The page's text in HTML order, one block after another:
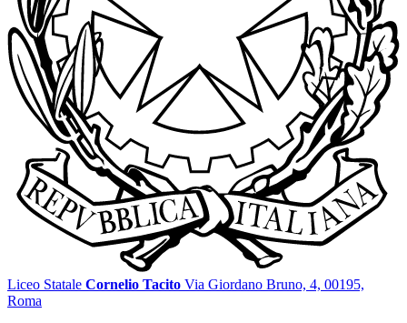
Liceo Statale Cornelio Tacito Via Giordano Bruno, 4, 00195,
Roma